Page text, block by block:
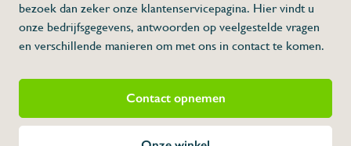
bezoek dan zeker onze klantenservicepagina. Hier vindt u
onze bedrijfsgegevens, antwoorden op veelgestelde vragen
en verschillende manieren om met ons in contact te komen.
Contact opnemen